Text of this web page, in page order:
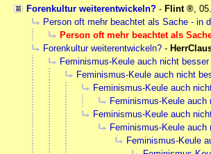
Forenkultur weiterentwickeln? - Flint ,
Person oft mehr beachtet als Sache - in
Person oft mehr beachtet als
Forenkultur weiterentwickeln? -
Feminismus-Keule auch nicht
Feminismus-Keule auch nicht
Feminismus-Keule auch
Feminismus-Keule
Feminismus-Keule auch
Feminismus-Keule
Feminismus-Keule